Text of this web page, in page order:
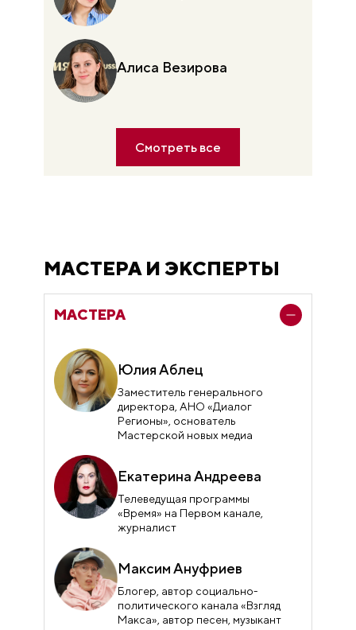
Алиса Везирова
Смотреть все
МАСТЕРА И ЭКСПЕРТЫ
МАСТЕРА
Юлия Аблец
Заместитель генерального
директора, АНО «Диалог
Регионы», основатель
Мастерской новых медиа
Екатерина Андреева
Телеведущая программы
«Время» на Первом канале,
журналист
Максим Ануфриев
Блогер, автор социально-
политического канала «Взгляд
Макса», автор песен, музыкант